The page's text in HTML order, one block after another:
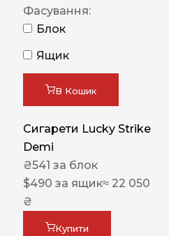
Фасування:
Блок
Ящик
В Кошик
Сигарети Lucky Strike
Demi
₴541 за блок
$490 за ящик≈ 22 050
₴
Купити